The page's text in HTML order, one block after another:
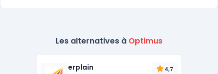
Les alternatives à Optimus
erplain 4,7